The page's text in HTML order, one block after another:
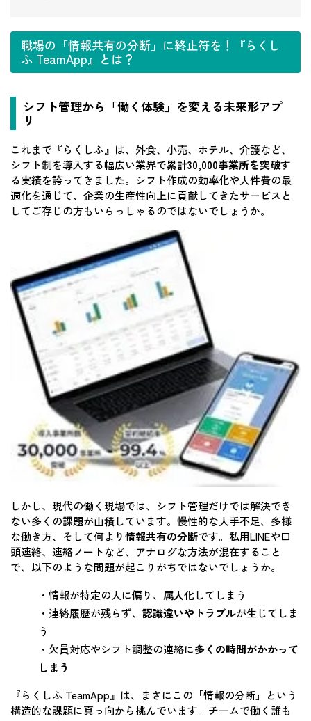
職場の「情報共有の分断」に終止符を！『らくし
ふ TeamApp』とは？
シフト管理から「働く体験」を変える未来形アプ
リ
これまで『らくしふ』は、外食、小売、ホテル、介護など、
シフト制を導入する幅広い業界で累計30,000事業所を突破す
る実績を誇ってきました。シフト作成の効率化や人件費の最
適化を通じて、企業の生産性向上に貢献してきたサービスと
してご存じの方もいらっしゃるのではないでしょうか。
しかし、現代の働く現場では、シフト管理だけでは解決でき
ない多くの課題が山積しています。慢性的な人手不足、多様
な働き方、そして何より情報共有の分断です。私用LINEや口
頭連絡、連絡ノートなど、アナログな方法が混在すること
で、以下のような問題が起こりがちではないでしょうか。
・情報が特定の人に偏り、 属人化してしまう
・連絡履歴が残らず、 認識違いやトラブルが生じてしま
う
・欠員対応やシフト調整の連絡に多くの時間がかかって
しまう
『らくしふ TeamApp』は、まさにこの「情報の分断」という
構造的な課題に真っ向から挑んでいます。チームで働く誰も